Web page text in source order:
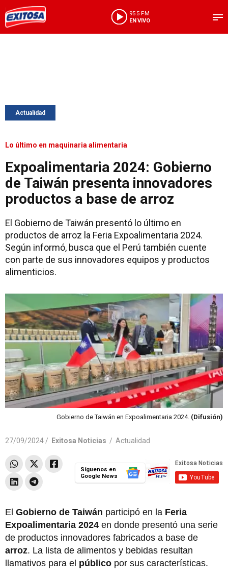
95.5 FM
EN VIVO
Actualidad
Lo último en maquinaria alimentaria
Expoalimentaria 2024: Gobierno
de Taiwán presenta innovadores
productos a base de arroz
El Gobierno de Taiwán presentó lo último en
productos de arroz la Feria Expoalimentaria 2024.
Según informó, busca que el Perú también cuente
con parte de sus innovadores equipos y productos
alimenticios.
Gobierno de Taiwán en Expoalimentaria 2024. (Difusión)
27/09/2024 / Exitosa Noticias / Actualidad
Síguenos en
Google News
El Gobierno de Taiwán participó en la Feria
Expoalimentaria 2024 en donde presentó una serie
de productos innovadores fabricados a base de
arroz. La lista de alimentos y bebidas resultan
llamativos para el público por sus características.